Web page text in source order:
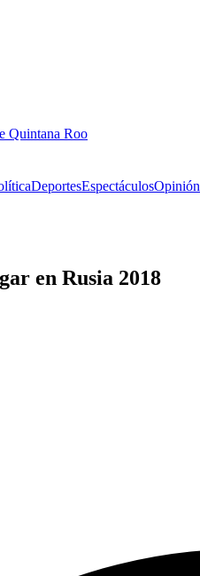
Quintana Roo
DeportesEspectáculosOpinión
en Rusia 2018